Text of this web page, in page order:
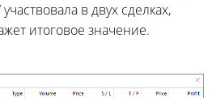
участвовала в двух сделках,
итоговое значение.